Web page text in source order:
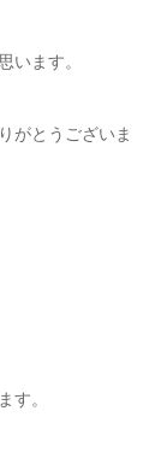
います。
がとうございま
す。